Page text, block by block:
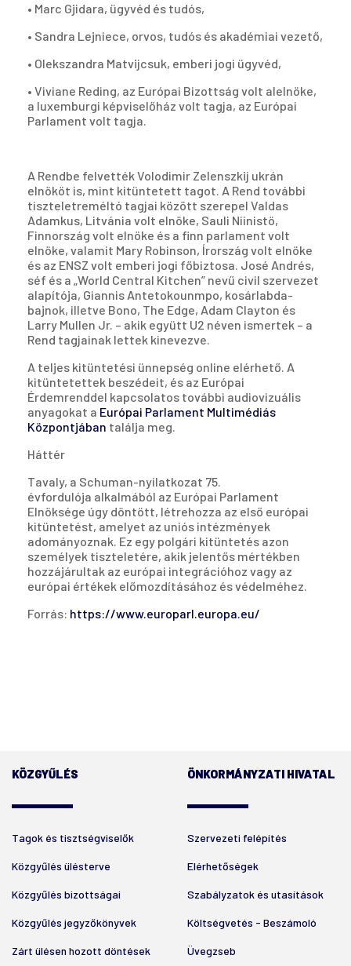
• Marc Gjidara, ügyvéd és tudós,
• Sandra Lejniece, orvos, tudós és akadémiai vezető,
• Olekszandra Matvijcsuk, emberi jogi ügyvéd,
• Viviane Reding, az Európai Bizottság volt alelnöke,
a luxemburgi képviselőház volt tagja, az Európai
Parlament volt tagja.
A Rendbe felvették Volodimir Zelenszkij ukrán
elnököt is, mint kitüntetett tagot. A Rend további
tiszteletreméltó tagjai között szerepel Valdas
Adamkus, Litvánia volt elnöke, Sauli Niinistö,
Finnország volt elnöke és a finn parlament volt
elnöke, valamit Mary Robinson, Írország volt elnöke
és az ENSZ volt emberi jogi főbiztosa. José Andrés,
séf és a „World Central Kitchen” nevű civil szervezet
alapítója, Giannis Antetokounmpo, kosárlabda-
bajnok, illetve Bono, The Edge, Adam Clayton és
Larry Mullen Jr. – akik együtt U2 néven ismertek – a
Rend tagjainak lettek kinevezve.
A teljes kitüntetési ünnepség online elérhető. A
kitüntetettek beszédeit, és az Európai
Érdemrenddel kapcsolatos további audiovizuális
anyagokat a Európai Parlament Multimédiás
Központjában találja meg.
Háttér
Tavaly, a Schuman-nyilatkozat 75.
évfordulója alkalmából az Európai Parlament
Elnöksége úgy döntött, létrehozza az első európai
kitüntetést, amelyet az uniós intézmények
adományoznak. Ez egy polgári kitüntetés azon
személyek tiszteletére, akik jelentős mértékben
hozzájárultak az európai integrációhoz vagy az
európai értékek előmozdításához és védelméhez.
Forrás: https://www.europarl.europa.eu/
KÖZGYŰLÉS
Tagok és tisztségviselők
Közgyűlés ülésterve
Közgyűlés bizottságai
Közgyűlés jegyzőkönyvek
Zárt ülésen hozott döntések
ÖNKORMÁNYZATI HIVATAL
Szervezeti felépítés
Elérhetőségek
Szabályzatok és utasítások
Költségvetés - Beszámoló
Üvegzseb